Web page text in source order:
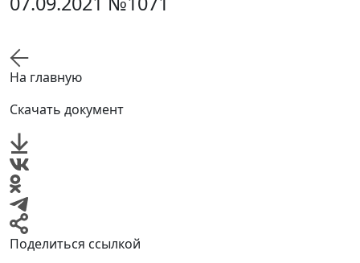
На главную
Скачать документ
Поделиться ссылкой